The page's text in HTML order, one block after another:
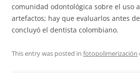
comunidad odontológica sobre el uso
artefactos; hay que evaluarlos antes
concluyó el dentista colombiano.
This entry was posted in fotopolimerización